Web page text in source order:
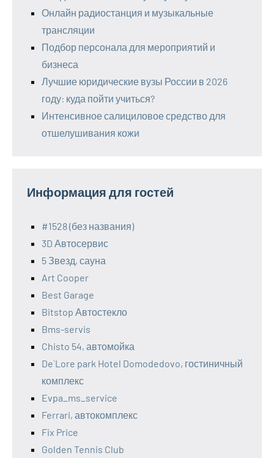
Онлайн радиостанция и музыкальные
трансляции
Подбор персонала для мероприятий и
бизнеса
Лучшие юридические вузы России в 2026
году: куда пойти учиться?
Интенсивное салициловое средство для
отшелушивания кожи
Информация для гостей
#1528 (без названия)
3D Автосервис
5 Звезд, сауна
Art Cooper
Best Garage
Bitstop Автостекло
Bms-servis
Chisto 54, автомойка
De`Lore park Hotel Domodedovo, гостиничный
комплекс
Evpa_ms_service
Ferrari, автокомплекс
Fix Price
Golden Tennis Club